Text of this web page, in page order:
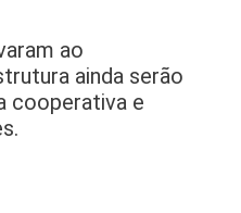
ao
ainda serão
cooperativa e